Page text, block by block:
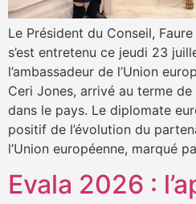
Le Président du Conseil,
s’est entretenu ce jeudi 23
l’ambassadeur de l’Union
Ceri Jones, arrivé au terme
dans le pays. Le diplomate
positif de l’évolution du
l’Union européenne, marqué
Evala 2026 :